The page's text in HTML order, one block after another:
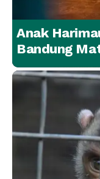
Anak
Bandung
Lainnya